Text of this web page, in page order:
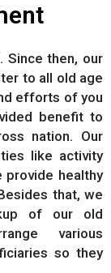
Since then, our
to all old age
efforts of you
benefit to
nation. Our
like activity
provide healthy
that, we
of our old
various
so they